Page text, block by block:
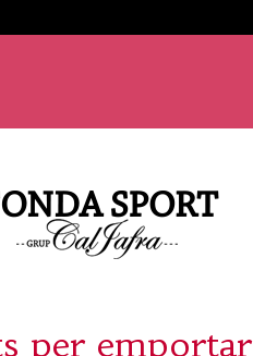
per emportar